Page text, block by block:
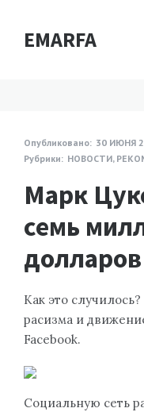
EMARFA
Опубликовано: 30 ИЮНЯ
Рубрики: НОВОСТИ,
Марк
семь
Как это
расизма и
Facebook.
Социальную сеть